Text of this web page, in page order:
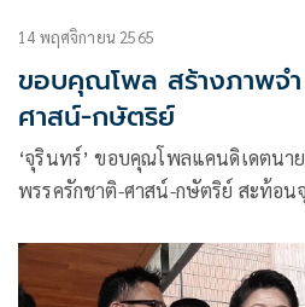
14 พฤศจิกายน 2565
ขอบคุณโพล สร้างภาพจ
ศาสน์-กษัตริย์
‘จุรินทร์’ ขอบคุณโพลแคนดิเดตนา
พรรครักชาติ-ศาสน์-กษัตริย์ สะท้อน